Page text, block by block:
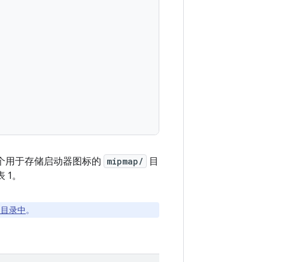
用于存储启动器图标的 mipmap/
目
。
录中。